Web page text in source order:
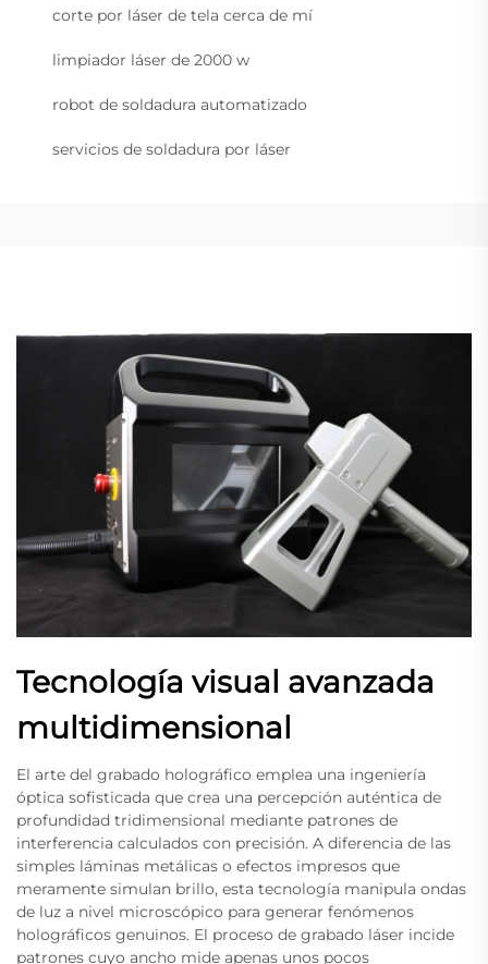
corte por láser de tela cerca de mí
limpiador láser de 2000 w
robot de soldadura automatizado
servicios de soldadura por láser
Tecnología visual avanzada
multidimensional
El arte del grabado holográfico emplea una ingeniería
óptica sofisticada que crea una percepción auténtica de
profundidad tridimensional mediante patrones de
interferencia calculados con precisión. A diferencia de las
simples láminas metálicas o efectos impresos que
meramente simulan brillo, esta tecnología manipula ondas
de luz a nivel microscópico para generar fenómenos
holográficos genuinos. El proceso de grabado láser incide
patrones cuyo ancho mide apenas unos pocos